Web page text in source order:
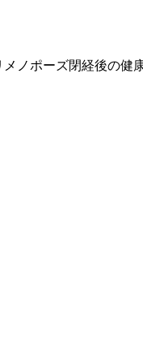
メノポーズ閉経後の健